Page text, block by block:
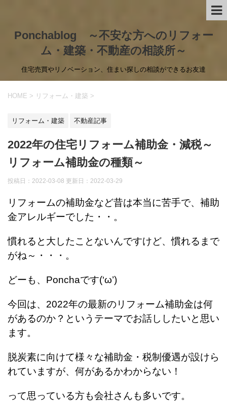
Ponchablog ～不安な方へのリフォー
ム・建築・不動産の相談所～
住宅売買やリノベーション、住まい探しの相談ができるお友達
HOME > リフォーム・建築 >
リフォーム・建築 不動産記事
2022年の住宅リフォーム補助金・減税～
リフォーム補助金の種類～
投稿日：2022-03-08 更新日： 2022-03-29
リフォームの補助金など昔は本当に苦手で、補助
金アレルギーでした・・。
慣れると大したことないんですけど、慣れるまで
がね～・・・。
どーも、Ponchaです(‘ω’)
今回は、2022年の最新のリフォーム補助金は何
があるのか？というテーマでお話ししたいと思い
ます。
脱炭素に向けて様々な補助金・税制優遇が設けら
れていますが、何があるかわからない！
って思っている方も会社さんも多いです。